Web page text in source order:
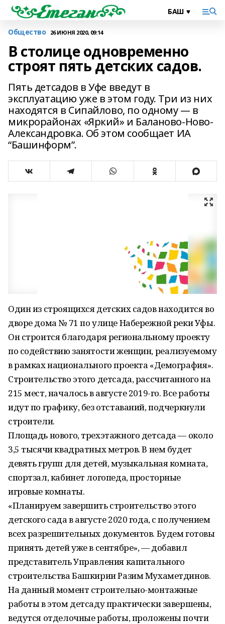
Общество 26 ИЮНЯ 2020, 09:14
В столице одновременно
строят пять детских садов.
Пять детсадов в Уфе введут в
эксплуатацию уже в этом году. Три из них
находятся в Сипайлово, по одному — в
микрорайонах «Яркий» и Баланово-Ново-
Александровка. Об этом сообщает ИА
“Башинформ”.
Один из строящихся детских садов находится во
дворе дома № 71 по улице Набережной реки Уфы.
Он строится благодаря региональному проекту
по содействию занятости женщин, реализуемому
в рамках национального проекта «Демография».
Строительство этого детсада, рассчитанного на
215 мест, началось в августе 2019-го. Все работы
идут по графику, без отставаний, подчеркнули
строители.
Площадь нового, трехэтажного детсада — около
3,5 тысячи квадратных метров. В нем будет
девять групп для детей, музыкальная комната,
спортзал, кабинет логопеда, просторные
игровые комнаты.
«Планируем завершить строительство этого
детского сада в августе 2020 года, с получением
всех разрешительных документов. Будем готовы
принять детей уже в сентябре», — добавил
представитель Управления капитального
строительства Башкирии Разим Мухаметдинов.
На данный момент строительно-монтажные
работы в этом детсаду практически завершены,
ведутся отделочные работы, проложены почти